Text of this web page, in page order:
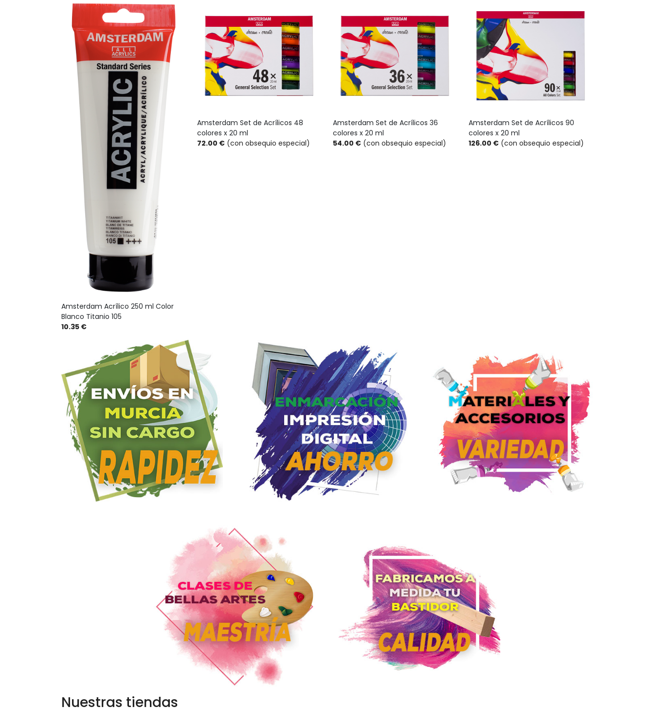
Amsterdam Acrílico 250 ml Color
Blanco Titanio 105
10.35 €
Amsterdam Set de Acrílicos 48
colores x 20 ml
72.00 € (con obsequio especial)
Amsterdam Set de Acrílicos 36
colores x 20 ml
54.00 € (con obsequio especial)
Amsterdam Set de Acrílicos 90
colores x 20 ml
126.00 € (con obsequio especial)
Nuestras tiendas